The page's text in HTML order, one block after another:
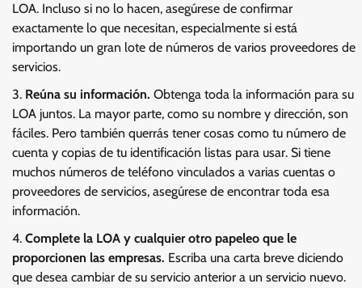
LOA. Incluso si no lo hacen, asegúrese de confirmar
exactamente lo que necesitan, especialmente si está
importando un gran lote de números de varios proveedores de
servicios.
Reúna su información. Obtenga toda la información para su
LOA juntos. La mayor parte, como su nombre y dirección, son
fáciles. Pero también querrás tener cosas como tu número de
cuenta y copias de tu identificación listas para usar. Si tiene
muchos números de teléfono vinculados a varias cuentas o
proveedores de servicios, asegúrese de encontrar toda esa
información.
Complete la LOA y cualquier otro papeleo que le
proporcionen las empresas. Escriba una carta breve diciendo
que desea cambiar de su servicio anterior a un servicio nuevo.